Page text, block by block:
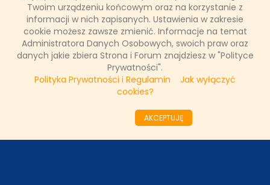
Twoim urządzeniu końcowym oraz na korzystanie z
informacji w nich zapisanych. Ustawienia w zakresie
cookie możesz zawsze zmienić. Informacje na temat
Administratora Danych Osobowych, swoich praw oraz
danych jakie zbiera Strona i Forum znajdziesz w "Polityce
Prywatności".
Polityka Prywatności i Regulamin
Jak wyłączyć
cookies?
AKCEPTUJĘ
14 marca 2017, 23:46
(0 komentarzy)
CZYTAJ WIĘCEJ